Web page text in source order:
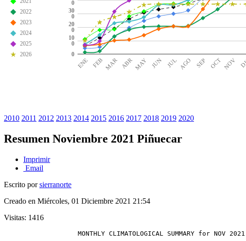
2010 2011 2012 2013 2014 2015 2016 2017 2018 2019 2020
Resumen Noviembre 2021 Piñuecar
Imprimir
Email
Escrito porsierranorte
Creado en Miércoles, 01 Diciembre 2021 21:54
Visitas: 1416
MONTHLY CLIMATOLOGICAL SUMMARY for NOV 2021